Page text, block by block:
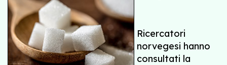
Ricercatori
norvegesi hanno
consultati la